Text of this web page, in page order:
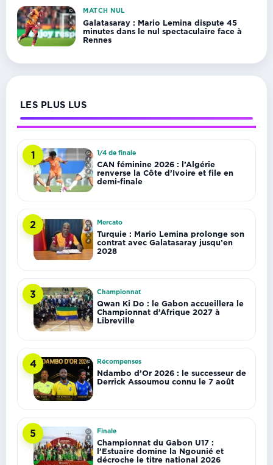
MATCH NUL
Galatasaray : Mario Lemina dispute 45
minutes dans le nul spectaculaire face à
Rennes
LES PLUS LUS
1 1/4 de finale
CAN féminine 2026 : l’Algérie
renverse la Côte d’Ivoire et file en
demi-finale
2 Mercato
Turquie : Mario Lemina prolonge son
contrat avec Galatasaray jusqu’en
2028
3 Championnat
Qwan Ki Do : le Gabon accueillera le
Championnat d’Afrique 2027 à
Libreville
4 Récompenses
Ndambo d’Or 2026 : le successeur de
Derrick Assoumou connu le 7 août
5 Finale
Championnat du Gabon U17 :
l’Estuaire domine la Ngounié et
décroche le titre national 2026